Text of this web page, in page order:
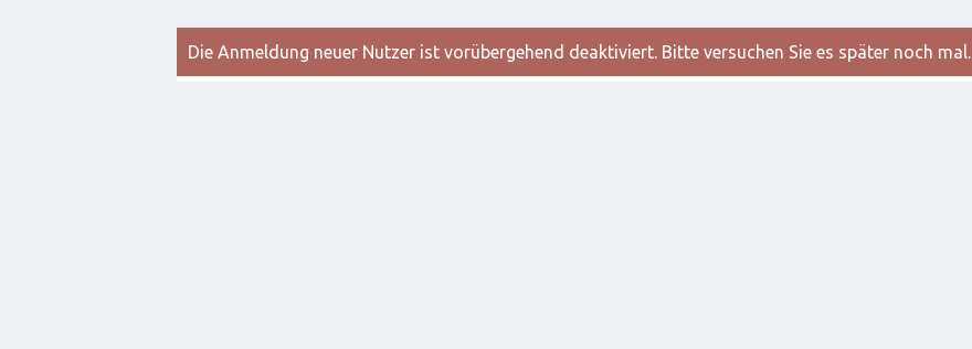
Die Anmeldung neuer Nutzer ist vorübergehend deaktiviert. Bitte versuchen Sie es später noch mal.